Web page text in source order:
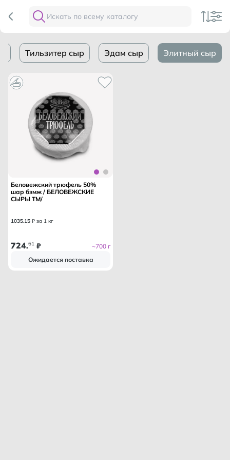
Тильзитер сыр Эдам сыр Элитный сыр
Беловежский трюфель 50%
шар бзмж / БЕЛОВЕЖСКИЕ
СЫРЫ ТМ/
1035.15 ₽ за 1 кг
724.61 ₽
~700 г
Ожидается поставка